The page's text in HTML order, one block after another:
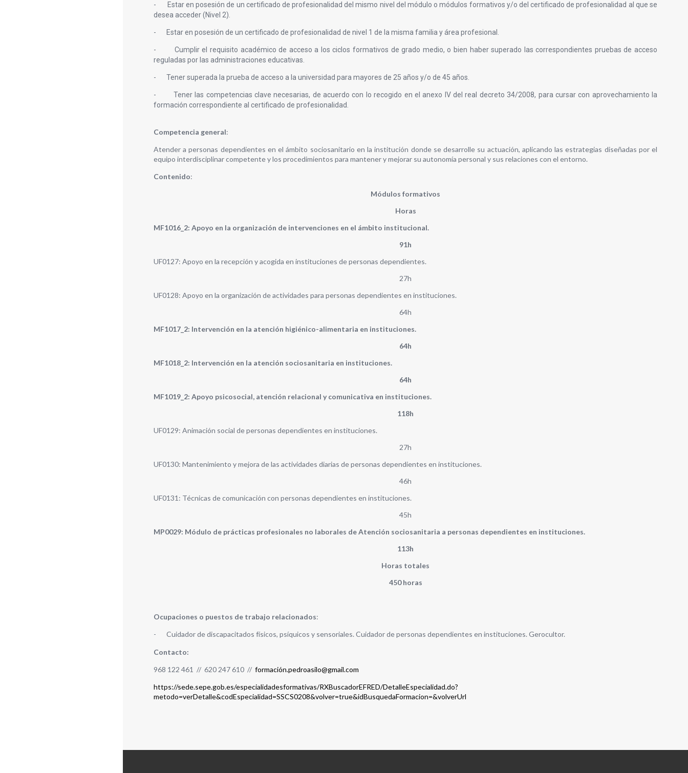
-
Estar en posesión de un certificado de profesionalidad del mismo nivel del módulo o módulos formativos y/o del certificado de profesionalidad al que se
desea acceder (Nivel 2).
- Estar en posesión de un certificado de profesionalidad de nivel 1 de la misma familia y área profesional.
-
Cumplir el requisito académico de acceso a los ciclos formativos de grado medio, o bien haber superado las correspondientes pruebas de acceso
reguladas por las administraciones educativas.
- Tener superada la prueba de acceso a la universidad para mayores de 25 años y/o de 45 años.
-
Tener las competencias clave necesarias, de acuerdo con lo recogido en el anexo IV del real decreto 34/2008, para cursar con aprovechamiento la
formación correspondiente al certificado de profesionalidad.
Competencia general:
Atender a personas dependientes en el ámbito sociosanitario en la institución donde se desarrolle su actuación, aplicando las estrategias diseñadas por el
equipo interdisciplinar competente y los procedimientos para mantener y mejorar su autonomía personal y sus relaciones con el entorno.
Contenido:
Módulos formativos
Horas
MF1016_2: Apoyo en la organización de intervenciones en el ámbito institucional.
91h
UF0127: Apoyo en la recepción y acogida en instituciones de personas dependientes.
27h
UF0128: Apoyo en la organización de actividades para personas dependientes en instituciones.
64h
MF1017_2: Intervención en la atención higiénico-alimentaria en instituciones.
64h
MF1018_2: Intervención en la atención sociosanitaria en instituciones.
64h
MF1019_2: Apoyo psicosocial, atención relacional y comunicativa en instituciones.
118h
UF0129: Animación social de personas dependientes en instituciones.
27h
UF0130: Mantenimiento y mejora de las actividades diarias de personas dependientes en instituciones.
46h
UF0131: Técnicas de comunicación con personas dependientes en instituciones.
45h
MP0029: Módulo de prácticas profesionales no laborales de Atención sociosanitaria a personas dependientes en instituciones.
113h
Horas totales
450 horas
Ocupaciones o puestos de trabajo relacionados:
-
Cuidador de discapacitados físicos, psíquicos y sensoriales. Cuidador de personas dependientes en instituciones. Gerocultor.
Contacto:
968 122 461 // 620 247 610 // formación.pedroasilo@gmail.com
https://sede.sepe.gob.es/especialidadesformativas/RXBuscadorEFRED/DetalleEspecialidad.do?
metodo=verDetalle&codEspecialidad=SSCS0208&volver=true&idBusquedaFormacion=&volverUrl